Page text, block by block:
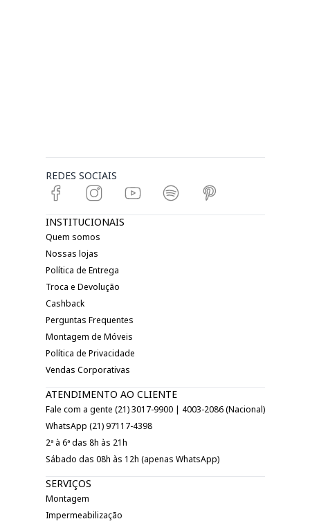
REDES SOCIAIS
INSTITUCIONAIS
Quem somos
Nossas lojas
Política de Entrega
Troca e Devolução
Cashback
Perguntas Frequentes
Montagem de Móveis
Política de Privacidade
Vendas Corporativas
ATENDIMENTO AO CLIENTE
Fale com a gente (21) 3017-9900 | 4003-2086 (Nacional)
WhatsApp (21) 97117-4398
2ª à 6ª das 8h às 21h
Sábado das 08h às 12h (apenas WhatsApp)
SERVIÇOS
Montagem
Impermeabilização